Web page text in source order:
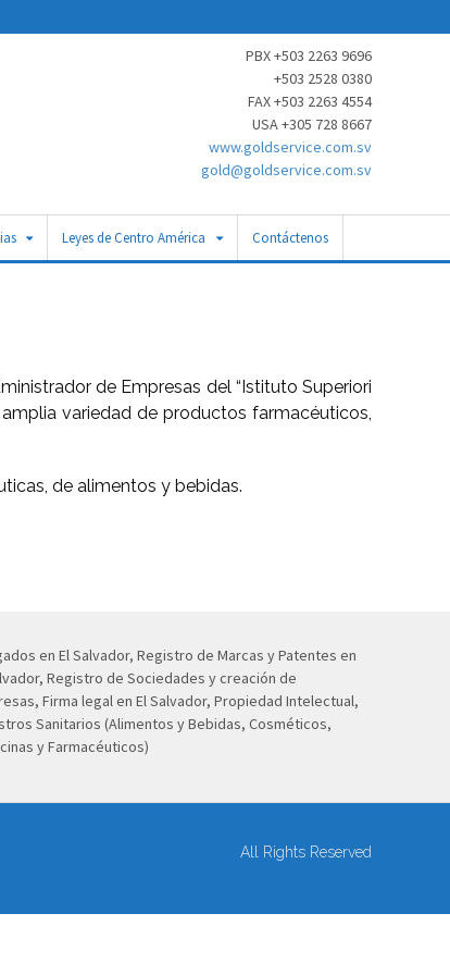
PBX +503 2263 9696
+503 2528 0380
FAX +503 2263 4554
USA +305 728 8667
www.goldservice.com.sv
gold@goldservice.com.sv
Leyes de Centro América Contáctenos
de Empresas del “Istituto Superiori
variedad de productos farmacéuticos,
de alimentos y bebidas.
en El Salvador, Registro de Marcas y Patentes en
Registro de Sociedades y creación de
Firma legal en El Salvador, Propiedad Intelectual,
Sanitarios (Alimentos y Bebidas, Cosméticos,
y Farmacéuticos)
All Rights Reserved